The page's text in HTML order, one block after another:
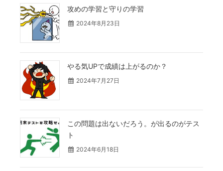
攻めの学習と守りの学習
2024年8月23日
やる気UPで成績は上がるのか？
2024年7月27日
この問題は出ないだろう。が出るのがテス
ト
2024年6月18日